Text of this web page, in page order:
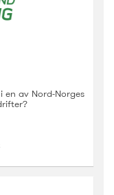
en av Nord-Norges